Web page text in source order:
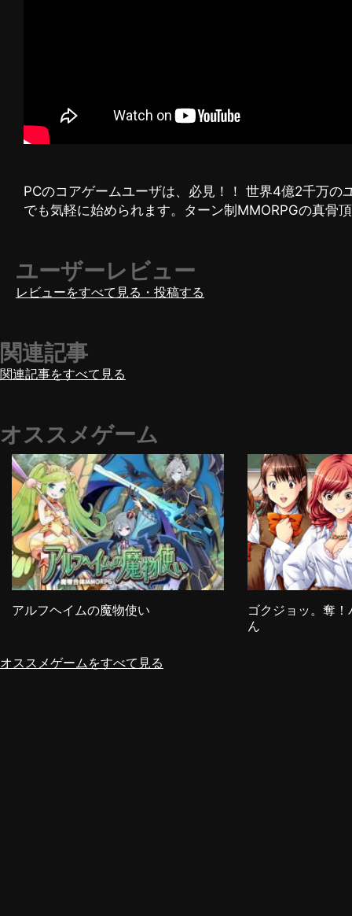
PCのコアゲームユーザは、必見！！ 世界4億2千万の
でも気軽に始められます。ターン制MMORPGの真骨
ユーザーレビュー
レビューをすべて見る・投稿する
関連記事
関連記事をすべて見る
オススメゲーム
アルフヘイムの魔物使い
ゴクジョッ。奪
ん
オススメゲームをすべて見る